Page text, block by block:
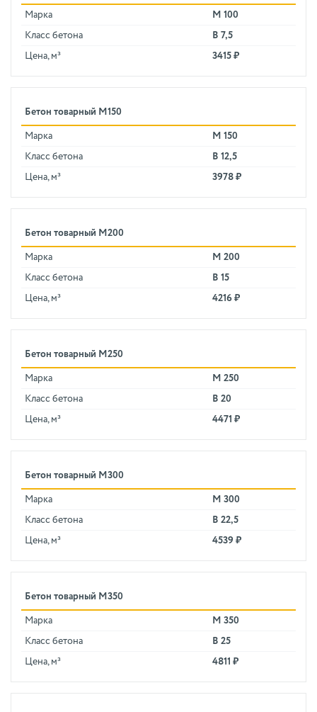
Марка М 100
Класс бетона В 7,5
Цена, м³ 3415 ₽
Бетон товарный М150
Марка М 150
Класс бетона В 12,5
Цена, м³ 3978 ₽
Бетон товарный М200
Марка М 200
Класс бетона В 15
Цена, м³ 4216 ₽
Бетон товарный М250
Марка М 250
Класс бетона В 20
Цена, м³ 4471 ₽
Бетон товарный М300
Марка М 300
Класс бетона В 22,5
Цена, м³ 4539 ₽
Бетон товарный М350
Марка М 350
Класс бетона В 25
Цена, м³ 4811 ₽